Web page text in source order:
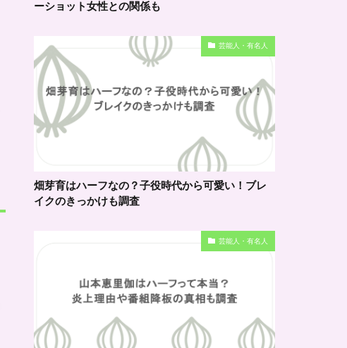
ーショット女性との関係も
芸能人・有名人
畑芽育はハーフなの？子役時代から可愛い！ブレ
イクのきっかけも調査
芸能人・有名人